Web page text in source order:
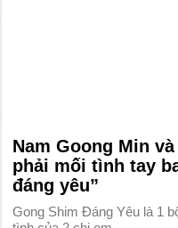
Nam Goong Min
phải mối tình tay
đáng yêu”
Gong Shim Đáng Yêu là 1